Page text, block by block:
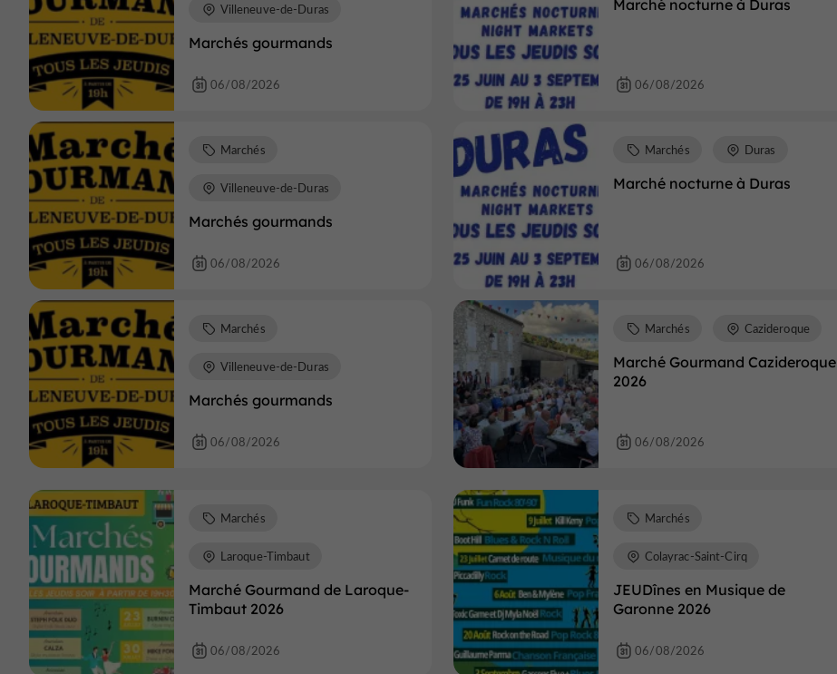
Marchés gourmands
Villeneuve-de-Duras
06/08/2026
Marché nocturne à Duras
06/08/2026
Marchés gourmands
Marchés
Villeneuve-de-Duras
06/08/2026
Marché nocturne à Duras
Marchés Duras
06/08/2026
Marchés gourmands
Marchés
Villeneuve-de-Duras
06/08/2026
Marché Gourmand Cazideroque
2026
Marchés Cazideroque
06/08/2026
Marché Gourmand de Laroque-
Timbaut 2026
Marchés
Laroque-Timbaut
06/08/2026
JEUDînes en Musique de
Garonne 2026
Marchés
Colayrac-Saint-Cirq
06/08/2026